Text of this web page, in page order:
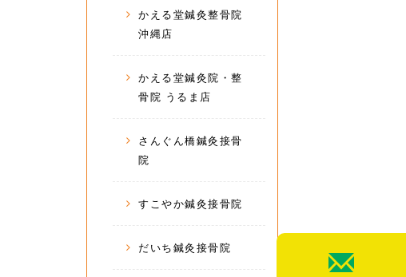
かえる堂鍼灸整骨院
沖縄店
かえる堂鍼灸院・整
骨院 うるま店
さんぐん橋鍼灸接骨
院
すこやか鍼灸接骨院
だいち鍼灸接骨院